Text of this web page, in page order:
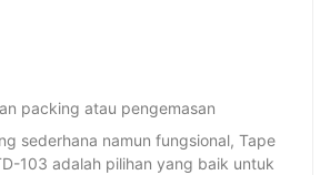
packing atau pengemasan
sederhana namun fungsional, Tape
103 adalah pilihan yang baik untuk